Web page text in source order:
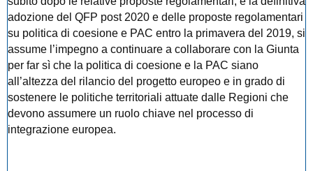
adozione del QFP post 2020 e delle proposte regolamentari
su politica di coesione e PAC entro la primavera del 2019, si
assume l’impegno a continuare a collaborare con la Giunta
per far sì che la politica di coesione e la PAC siano
all’altezza del rilancio del progetto europeo e in grado di
sostenere le politiche territoriali attuate dalle Regioni che
devono assumere un ruolo chiave nel processo di
integrazione europea.